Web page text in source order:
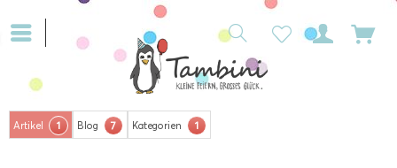
Artikel 1 Blog 7 Kategorien 1